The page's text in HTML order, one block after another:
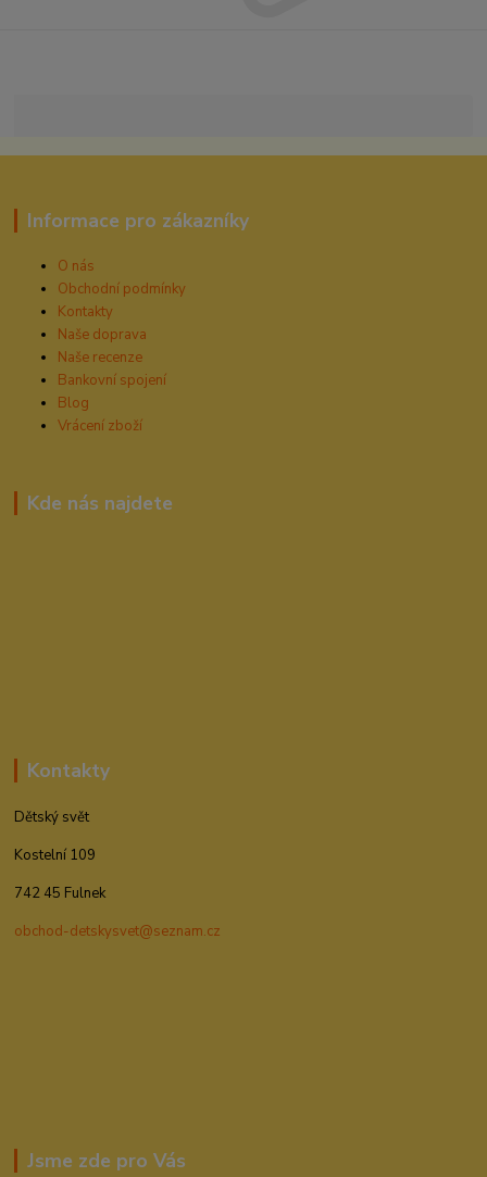
Informace pro zákazníky
O nás
Obchodní podmínky
Kontakty
Naše doprava
Naše recenze
Bankovní spojení
Blog
Vrácení zboží
Kde nás najdete
Kontakty
Dětský svět
Kostelní 109
742 45 Fulnek
obchod-detskysvet@seznam.cz
Jsme zde pro Vás